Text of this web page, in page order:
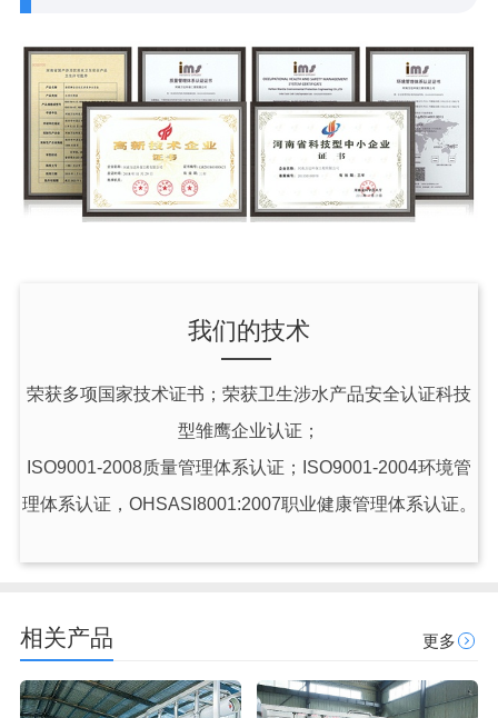
我们的技术
荣获多项国家技术证书；荣获卫生涉水产品安全认证科技
型雏鹰企业认证；
ISO9001-2008质量管理体系认证；ISO9001-2004环境管
理体系认证，OHSASI8001:2007职业健康管理体系认证。
相关产品 更多